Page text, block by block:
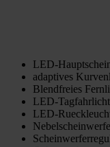
LED-
adaptives
Blendfreies
LED-Tagfahrlicht
LED-